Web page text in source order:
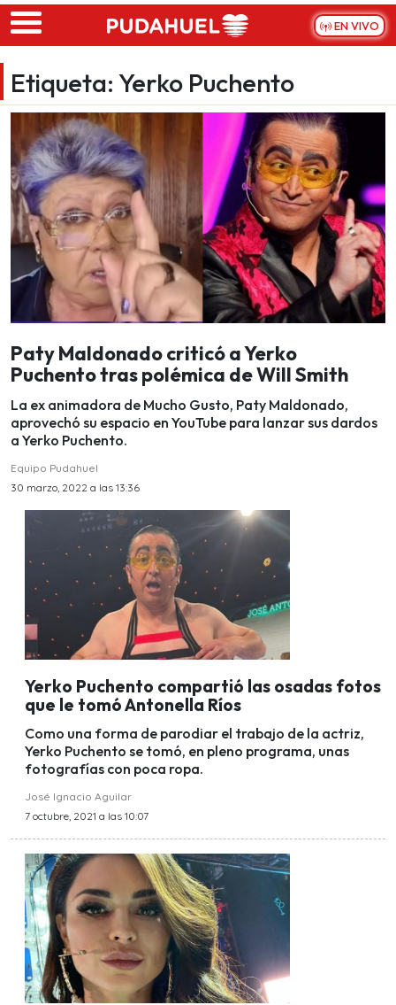
Skip to main content
EN VIVO
Etiqueta:Yerko Puchento
Paty Maldonado criticó a Yerko
Puchento tras polémica de Will Smith
La ex animadora de Mucho Gusto, Paty Maldonado,
aprovechó su espacio en YouTube para lanzar sus dardos
a Yerko Puchento.
Equipo Pudahuel
30 marzo, 2022 a las 13:36
Yerko Puchento compartió las osadas fotos
que le tomó Antonella Ríos
Como una forma de parodiar el trabajo de la actriz,
Yerko Puchento se tomó, en pleno programa, unas
fotografías con poca ropa.
José Ignacio Aguilar
7 octubre, 2021 a las 10:07